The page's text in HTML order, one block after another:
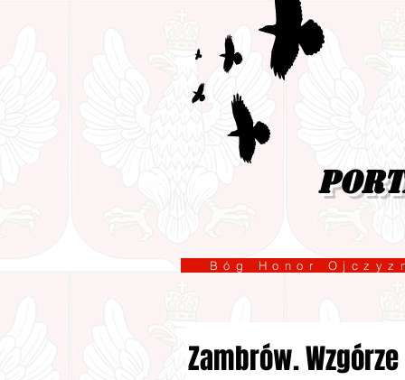
Bóg Honor
Zambrów. Wzgórze